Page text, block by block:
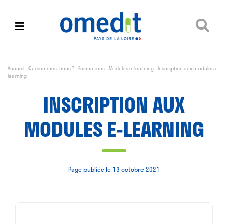
Accueil-Qui sommes-nous ?- Formations- Modules e-learning- Inscription aux modules e-
learning
INSCRIPTION AUX
MODULES E-LEARNING
Page publiée le 13 octobre 2021